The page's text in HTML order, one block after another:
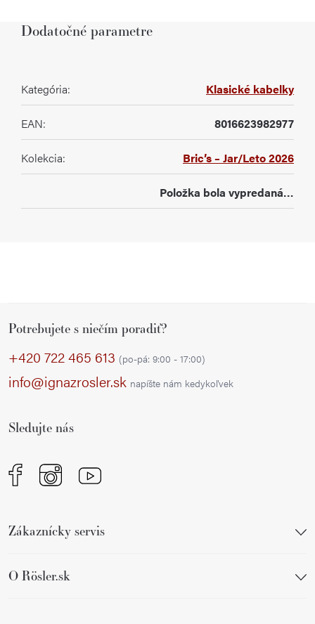
Dodatočné parametre
Kategória: Klasické kabelky
EAN: 8016623982977
Kolekcia: Bric’s – Jar/Leto 2026
Položka bola vypredaná…
Potrebujete s niečím poradiť?
+420 722 465 613 (po-pá: 9:00 - 17:00)
info@ignazrosler.sk napíšte nám kedykoľvek
Sledujte nás
Zákaznícky servis
O Rösler.sk